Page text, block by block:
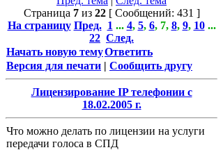
Страница 7из 22[ Сообщений: 431 ]
На страницу Пред. 1 ... 4, 5, 6, 7, 8, 9, 10...
22 След.
Начать новую темуОтветить
Версия для печати | Сообщить другу
Лицензирование IP телефонии с
18.02.2005 г.
Что можно делать по лицензии на услуги
передачи голоса в СПД